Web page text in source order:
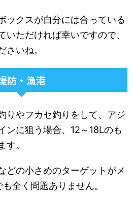
ックスが自分には合っている
いただければ幸いですので、
さいね。
防・漁港
りやフカセ釣りをして、アジ
ンに狙う場合、12～18Lのも
す。
どの小さめのターゲットがメ
全く問題ありません。